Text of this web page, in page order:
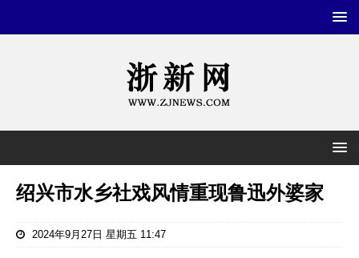
绍兴市水乡社戏风情重现鲁迅外婆家
2024年9月27日 星期五 11:47